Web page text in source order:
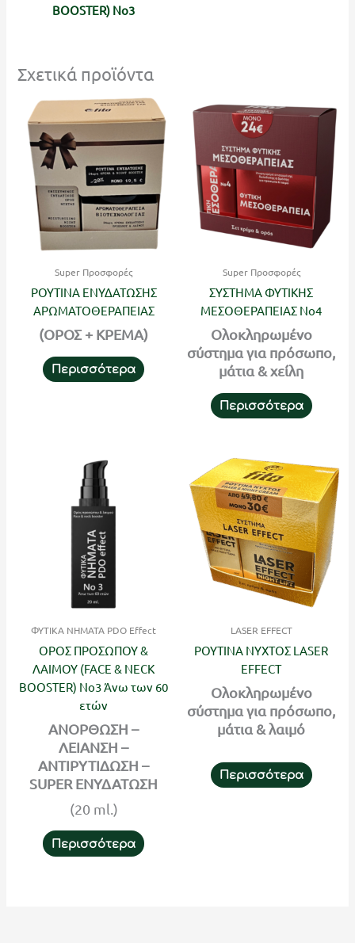
BOOSTER) No3
Σχετικά προϊόντα
Super Προσφορές
ΡΟΥΤΙΝΑ ΕΝΥΔΑΤΩΣΗΣ
ΑΡΩΜΑΤΟΘΕΡΑΠΕΙΑΣ
(ΟΡΟΣ + ΚΡΕΜΑ)
Περισσότερα
Super Προσφορές
ΣΥΣΤΗΜΑ ΦΥΤΙΚΗΣ
ΜΕΣΟΘΕΡΑΠΕΙΑΣ Νο4
Ολοκληρωμένο
σύστημα για πρόσωπο,
μάτια & χείλη
Περισσότερα
ΦΥΤΙΚΑ ΝΗΜΑΤΑ PDO Effect
ΟΡΟΣ ΠΡΟΣΩΠΟΥ &
ΛΑΙΜΟΥ (FACE & NECK
BOOSTER) No3 Άνω των 60
ετών
ΑΝΟΡΘΩΣΗ –
ΛΕΙΑΝΣΗ –
ΑΝΤΙΡΥΤΙΔΩΣΗ –
SUPER ΕΝΥΔΑΤΩΣΗ
(20 ml.)
Περισσότερα
LASER EFFECT
ΡΟΥΤΙΝΑ ΝΥΧΤΟΣ LASER
EFFECT
Ολοκληρωμένο
σύστημα για πρόσωπο,
μάτια & λαιμό
Περισσότερα